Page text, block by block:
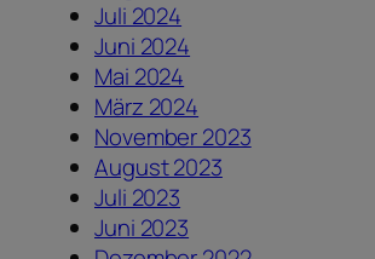
Juli 2024
Juni 2024
Mai 2024
März 2024
November 2023
August 2023
Juli 2023
Juni 2023